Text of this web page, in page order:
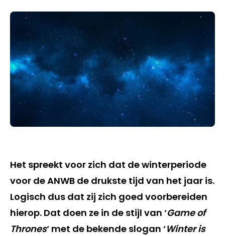
Het spreekt voor zich dat de winterperiode
voor de ANWB de drukste tijd van het jaar is.
Logisch dus dat zij zich goed voorbereiden
hierop. Dat doen ze in de stijl van ‘Game of
Thrones‘ met de bekende slogan ‘Winter is